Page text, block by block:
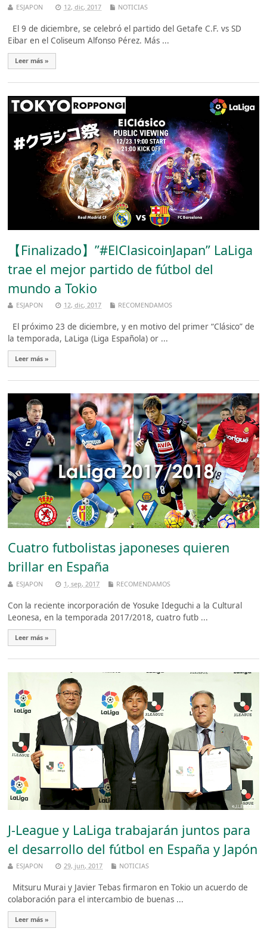
ESJAPON 12, dic, 2017 NOTICIAS
El 9 de diciembre, se celebró el partido del Getafe C.F. vs SD
Eibar en el Coliseum Alfonso Pérez. Más ...
Leer más »
【Finalizado】”#ElClasicoinJapan” LaLiga
trae el mejor partido de fútbol del
mundo a Tokio
ESJAPON 12, dic, 2017 RECOMENDAMOS
El próximo 23 de diciembre, y en motivo del primer “Clásico” de
la temporada, LaLiga (Liga Española) or ...
Leer más »
Cuatro futbolistas japoneses quieren
brillar en España
ESJAPON 1, sep, 2017 RECOMENDAMOS
Con la reciente incorporación de Yosuke Ideguchi a la Cultural
Leonesa, en la temporada 2017/2018, cuatro futb ...
Leer más »
J-League y LaLiga trabajarán juntos para
el desarrollo del fútbol en España y Japón
ESJAPON 29, jun, 2017 NOTICIAS
Mitsuru Murai y Javier Tebas firmaron en Tokio un acuerdo de
colaboración para el intercambio de buenas ...
Leer más »